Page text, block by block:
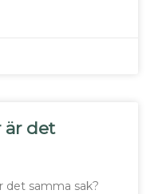
är det
det samma sak?